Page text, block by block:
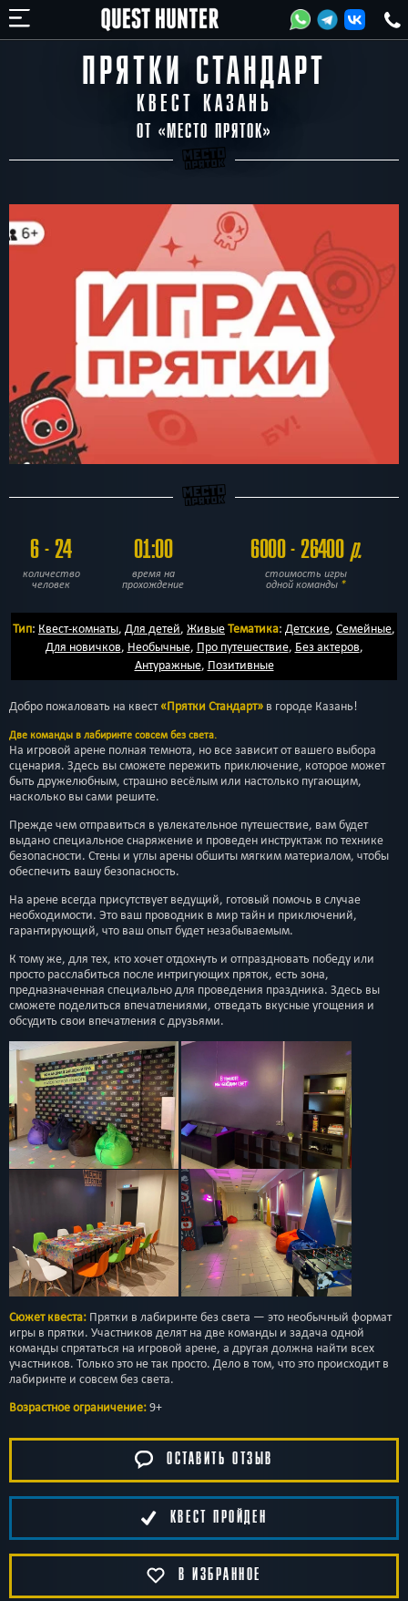
ПРЯТКИ СТАНДАРТ
КВЕСТ КАЗАНЬ
ОТ «МЕСТО ПРЯТОК»
6 - 24
количество
человек
01:00
время на
прохождение
6000 - 26400 р.
стоимость игры
одной команды *
Тип: Квест-комнаты, Для детей, ЖивыеТематика: Детские, Семейные,
Для новичков, Необычные, Про путешествие, Без актеров,
Антуражные, Позитивные
Добро пожаловать на квест«Прятки Стандарт» в городе Казань!
Две команды в лабиринте совсем без света.
На игровой арене полная темнота, но все зависит от вашего выбора
сценария. Здесь вы сможете пережить приключение, которое может
быть дружелюбным, страшно весёлым или настолько пугающим,
насколько вы сами решите.
Прежде чем отправиться в увлекательное путешествие, вам будет
выдано специальное снаряжение и проведен инструктаж по технике
безопасности. Стены и углы арены обшиты мягким материалом, чтобы
обеспечить вашу безопасность.
На арене всегда присутствует ведущий, готовый помочь в случае
необходимости. Это ваш проводник в мир тайн и приключений,
гарантирующий, что ваш опыт будет незабываемым.
К тому же, для тех, кто хочет отдохнуть и отпраздновать победу или
просто расслабиться после интригующих пряток, есть зона,
предназначенная специально для проведения праздника. Здесь вы
сможете поделиться впечатлениями, отведать вкусные угощения и
обсудить свои впечатления с друзьями.
Сюжет квеста: Прятки в лабиринте без света — это необычный формат
игры в прятки. Участников делят на две команды и задача одной
команды спрятаться на игровой арене, а другая должна найти всех
участников. Только это не так просто. Дело в том, что это происходит в
лабиринте и совсем без света.
Возрастное ограничение:9+
ОСТАВИТЬ ОТЗЫВ
КВЕСТ ПРОЙДЕН
В ИЗБРАННОЕ